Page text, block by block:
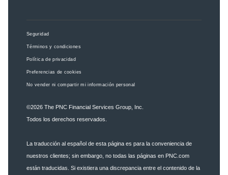
Seguridad
Términos y condiciones
Política de privacidad
Preferencias de cookies
No vender ni compartir mi información personal
©2026 The PNC Financial Services Group, Inc.
Todos los derechos reservados.
La traducción al español de esta página es para la conveniencia de
nuestros clientes; sin embargo, no todas las páginas en PNC.com
están traducidas. Si existiera una discrepancia entre el contenido de la